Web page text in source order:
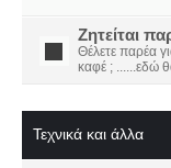
Ζητείται
Θέλετε παρέα
καφέ ; ......εδώ
Τεχνικά και άλλα